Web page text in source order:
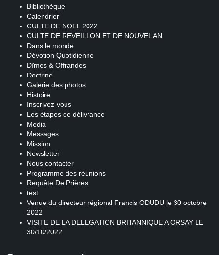
Bibliothèque
Calendrier
CULTE DE NOEL 2022
CULTE DE REVEILLON ET DE NOUVEL AN
Dans le monde
Dévotion Quotidienne
Dîmes & Offrandes
Doctrine
Galerie des photos
Histoire
Inscrivez-vous
Les étapes de délivrance
Media
Messages
Mission
Newsletter
Nous contacter
Programme des réunions
Requête De Prières
test
Venue du directeur régional Francis ODUDU le 30 octobre
2022
VISITE DE LA DELEGATION BRITANNIQUE A ORSAY LE
30/10/2022